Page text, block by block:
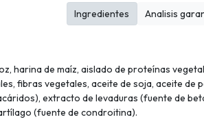
harina de maíz, aislado de proteínas
fibras vegetales, aceite de soja, aceite
extracto de levaduras (fuente de
(fuente de condroitina).
Ingredientes Analisis